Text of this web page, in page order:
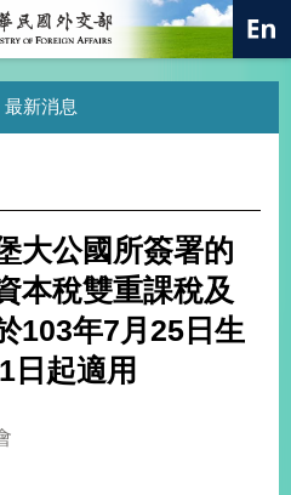
最新消息
大公國所簽署的
本稅雙重課稅及
103年7月25日生
日起適用